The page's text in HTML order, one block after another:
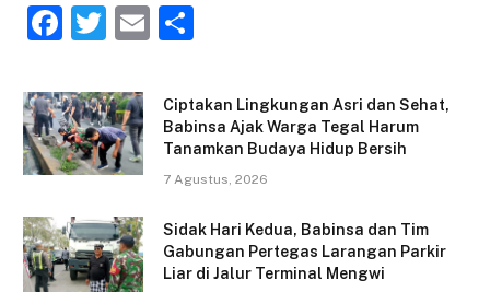
F
c
e
b
o
k
T
itt
er
E
ai ar
e
Ciptakan Lingkungan Asri dan Sehat,
Babinsa Ajak Warga Tegal Harum
Tanamkan Budaya Hidup Bersih
7 Agustus, 2026
Sidak Hari Kedua, Babinsa dan Tim
Gabungan Pertegas Larangan Parkir
Liar di Jalur Terminal Mengwi